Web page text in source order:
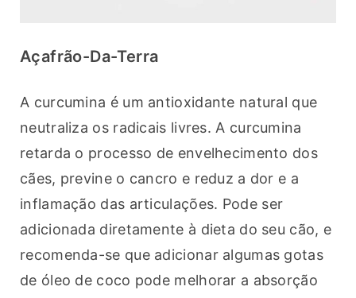
Açafrão-Da-Terra
A curcumina é um antioxidante natural que
neutraliza os radicais livres. A curcumina
retarda o processo de envelhecimento dos
cães, previne o cancro e reduz a dor e a
inflamação das articulações. Pode ser
adicionada diretamente à dieta do seu cão, e
recomenda-se que adicionar algumas gotas
de óleo de coco pode melhorar a absorção